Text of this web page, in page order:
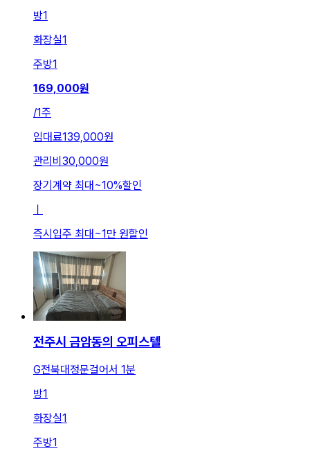
방1
화장실1
주방1
169,000원
/1주
임대료139,000원
관리비 30,000원
장기계약 최대 ~10%할인
즉시입주 최대 ~1만 원할인
전주시 금암동의 오피스텔
G전북대정문걸어서 1분
방1
화장실1
주방1